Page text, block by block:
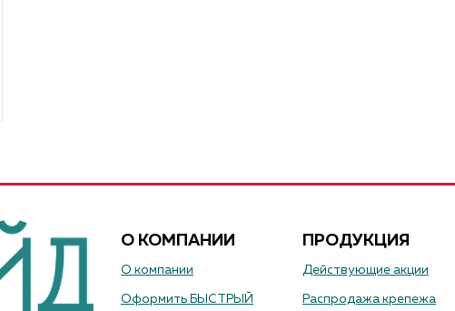
О КОМПАНИИ
О компании
Оформить БЫСТРЫЙ
ПРОДУКЦИЯ
Действующие акции
Распродажа крепежа